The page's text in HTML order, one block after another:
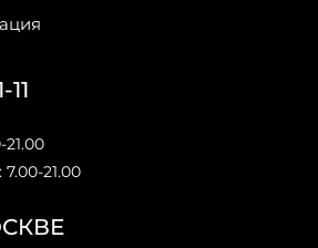
21.00